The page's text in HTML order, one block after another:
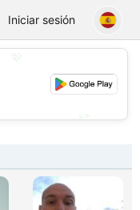
Chat
Iniciar sesión